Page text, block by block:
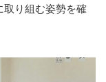
り組む姿勢を確